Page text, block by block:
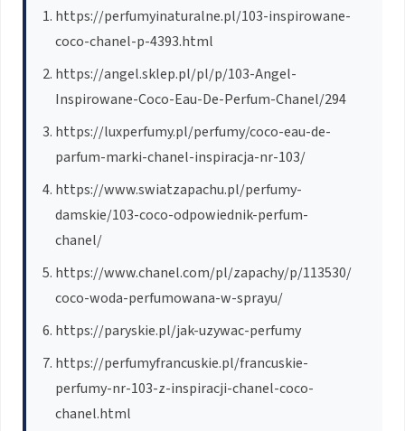
https://perfumyinaturalne.pl/103-inspirowane-
coco-chanel-p-4393.html
https://angel.sklep.pl/pl/p/103-Angel-
Inspirowane-Coco-Eau-De-Perfum-Chanel/294
https://luxperfumy.pl/perfumy/coco-eau-de-
parfum-marki-chanel-inspiracja-nr-103/
https://www.swiatzapachu.pl/perfumy-
damskie/103-coco-odpowiednik-perfum-
chanel/
https://www.chanel.com/pl/zapachy/p/113530/
coco-woda-perfumowana-w-sprayu/
https://paryskie.pl/jak-uzywac-perfumy
https://perfumyfrancuskie.pl/francuskie-
perfumy-nr-103-z-inspiracji-chanel-coco-
chanel.html